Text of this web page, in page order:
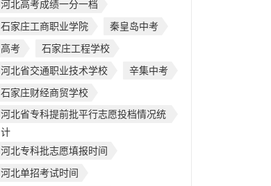
河北高考成绩一分一档
石家庄工商职业学院
秦皇岛中考
高考
石家庄工程学校
河北省交通职业技术学校
辛集中考
石家庄财经商贸学校
河北省专科提前批平行志愿投档情况统
计
河北专科批志愿填报时间
河北单招考试时间